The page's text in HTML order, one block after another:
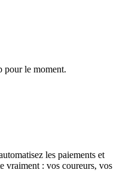
pour le moment.
les paiements et
vraiment : vos coureurs, vos